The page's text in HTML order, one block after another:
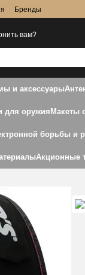
Бренды
вам?
и аксессуары
для оружия Макеты
борьбы и
Акционные